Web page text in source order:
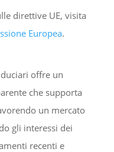
direttive UE, visita
Europea.
offre un
che supporta
un mercato
gli interessi dei
recenti e